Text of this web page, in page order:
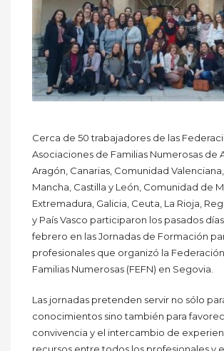
Cerca de 50 trabajadores de las
Asociaciones de Familias Numerosas de
Aragón, Canarias, Comunidad
Mancha, Castilla y León, Comunidad de
Extremadura, Galicia, Ceuta, La Rioja,
y País Vasco participaron los pasados días
febrero en las Jornadas de Formación
profesionales que organizó la
Familias Numerosas (FEFN) en Segovia.
Las jornadas pretenden servir no sólo
conocimientos sino también para
convivencia y el intercambio de